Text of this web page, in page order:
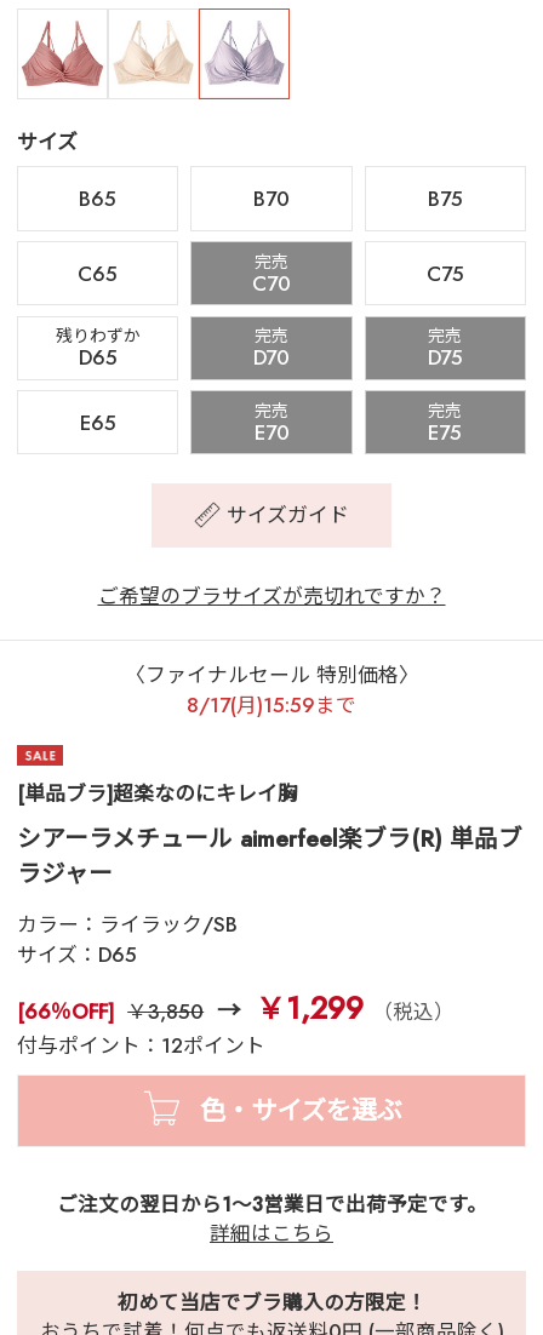
サイズ
B65
B70 B75
C65 完売
C70 C75
残りわずか
D65
完売
D70
完売
D75
E65 完売
E70
完売
E75
サイズガイド
ご希望のブラサイズが売切れですか？
〈ファイナルセール 特別価格〉
8/17(月)15:59まで
[単品ブラ]超楽なのにキレイ胸
シアーラメチュール aimerfeel楽ブラ(R) 単品ブ
ラジャー
カラー： ライラック/SB
サイズ： D65
[66％OFF] ￥3,850 ￥1,299
（税込）
付与ポイント：12ポイント
色・サイズを選ぶ
ご注文の翌日から1～3営業日で出荷予定です。
詳細はこちら
初めて当店でブラ購入の方限定！